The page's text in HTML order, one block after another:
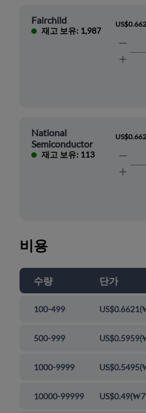
Fairchild
재고 보유: 1,987
National
Semiconductor
재고 보유: 113
비용
수량 단가
100-499 US$0.6621(
500-999 US$0.5959(
1000-9999 US$0.5495(
10000-99999 US$0.49(